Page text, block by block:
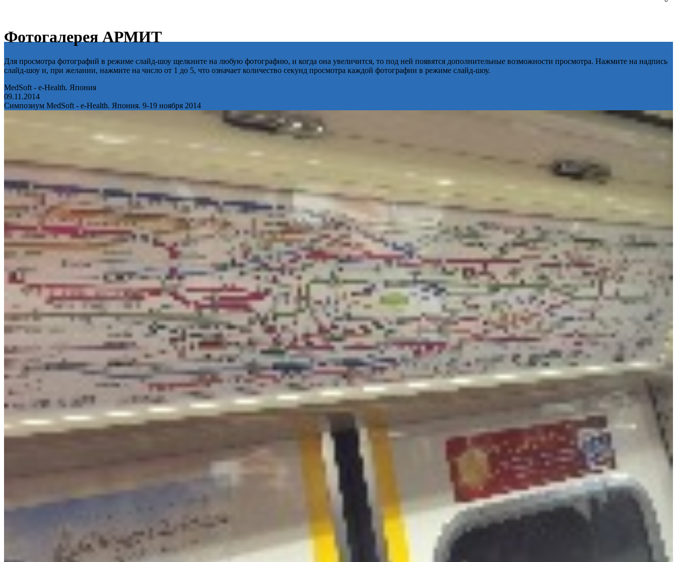
Фотогалерея АРМИТ
Для просмотра фотографий в режиме слайд-шоу щелкните на любую фотографию, и когда она увеличится, то под ней появятся дополнительные возможности просмотра. Нажмите на надпись
слайд-шоу и, при желании, нажмите на число от 1 до 5, что означает количество секунд просмотра каждой фотографии в режиме слайд-шоу.
MedSoft - e-Health. Япония
09.11.2014
Симпозиум MedSoft - e-Health. Япония. 9-19 ноября 2014